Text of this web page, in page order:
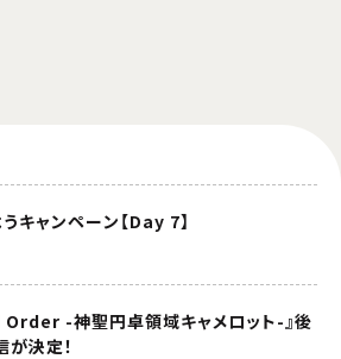
キャンペーン【Day 7】
-神聖円卓領域キャメロット-』後
決定！